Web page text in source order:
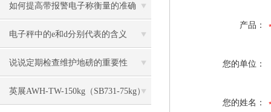
磅秤，3吨地磅低价狂甩
如何提高带报警电子称衡量的准确
度？
电子秤中的e和d分别代表的含义
说说定期检查维护地磅的重要性
英展AWH-TW-150kg（SB731-75kg）
产品：
您的单位：
您的姓名：